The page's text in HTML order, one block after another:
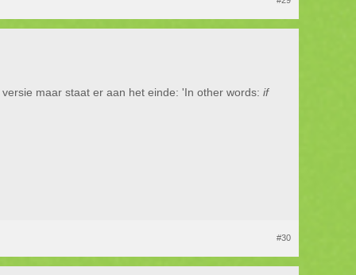
maar staat er aan het einde: 'In other words:if
#30